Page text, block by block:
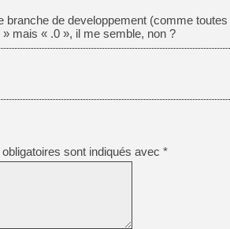
branche de developpement (comme
mais « .0 », il me semble, non ?
sont indiqués avec *